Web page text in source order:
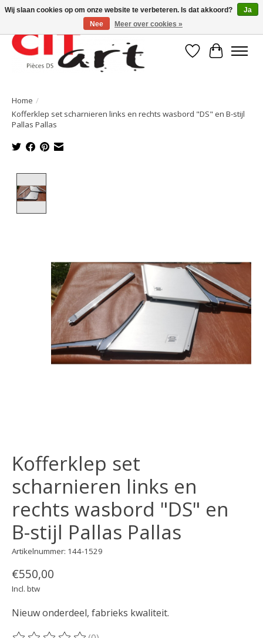
Verlanglijst
Home /
Kofferklep set scharnieren links en rechts wasbord "DS" en B-stijl
Pallas Pallas
Kofferklep set
scharnieren links en
rechts wasbord "DS" en
B-stijl Pallas Pallas
Artikelnummer: 144-1529
€550,00
Incl. btw
Nieuw onderdeel, fabrieks kwaliteit.
Wij slaan cookies op om onze website te verbeteren. Is dat akkoord?
Ja
Nee
Meer over cookies »